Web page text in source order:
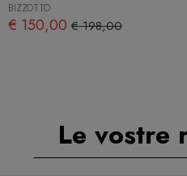
BIZZOTTO
€ 150,00 € 198,00
Le vostre